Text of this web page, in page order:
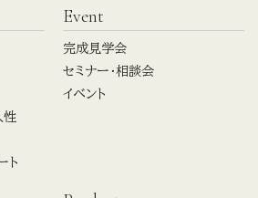
性
ト
Event
完成見学会
セミナー・相談会
イベント